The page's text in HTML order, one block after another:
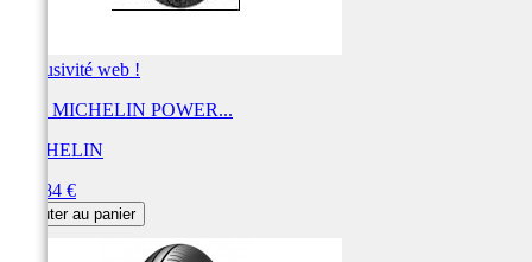
Exclusivité web !
Pneu MICHELIN POWER...
MICHELIN
435,84 €
Ajouter au panier